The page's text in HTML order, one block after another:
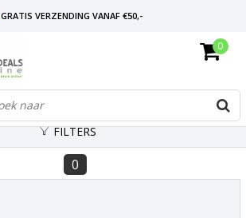
GRATIS VERZENDING VANAF €50,-
EN 30 DAGEN BEDENKTIJD
0
FILTERS
0